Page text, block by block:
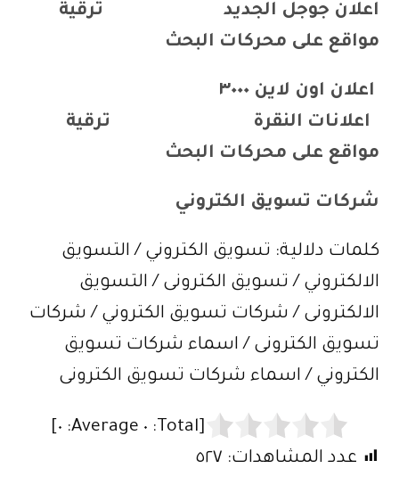
اعلان جوجل الجديد
ترقية
مواقع على محركات البحث
اعلان اون لاين ٣٠٠٠
اعلانات النقرة
ترقية
مواقع على محركات البحث
شركات تسويق الكتروني
كلمات دلالية: تسويق الكتروني / التسويق
الالكتروني / تسويق الكترونى / التسويق
الالكترونى / شركات تسويق الكتروني / شركات
تسويق الكترونى / اسماء شركات تسويق
الكتروني / اسماء شركات تسويق الكترونى
[Total: ٠ ٠]
عدد المشاهدات: ٥٢٧